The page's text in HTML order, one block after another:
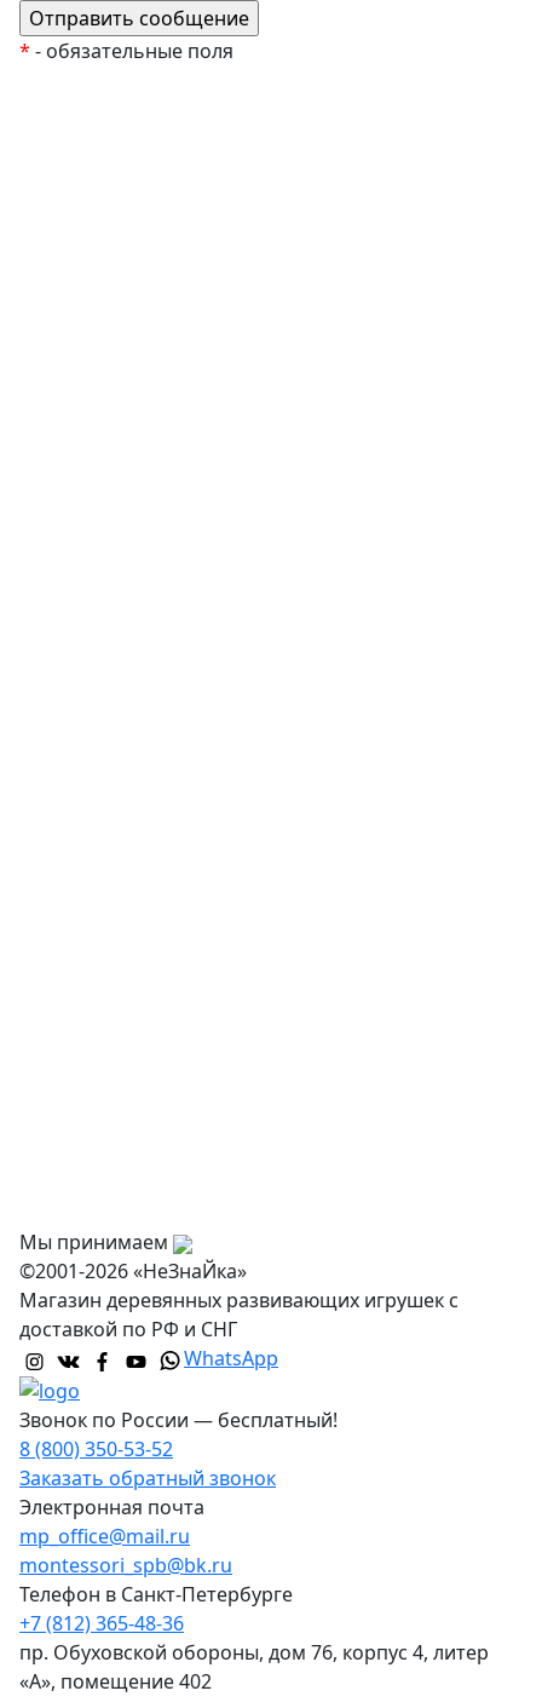
* - обязательные поля
Мы принимаем
©2001-2026 «НеЗнаЙка»
Магазин деревянных развивающих игрушек с
доставкой по РФ и СНГ
WhatsApp
Звонок по России — бесплатный!
8 (800) 350-53-52
Заказать обратный звонок
Электронная почта
mp_office@mail.ru
montessori_spb@bk.ru
Телефон в Санкт-Петербурге
+7 (812) 365-48-36
пр. Обуховской обороны, дом 76, корпус 4, литер
«А», помещение 402